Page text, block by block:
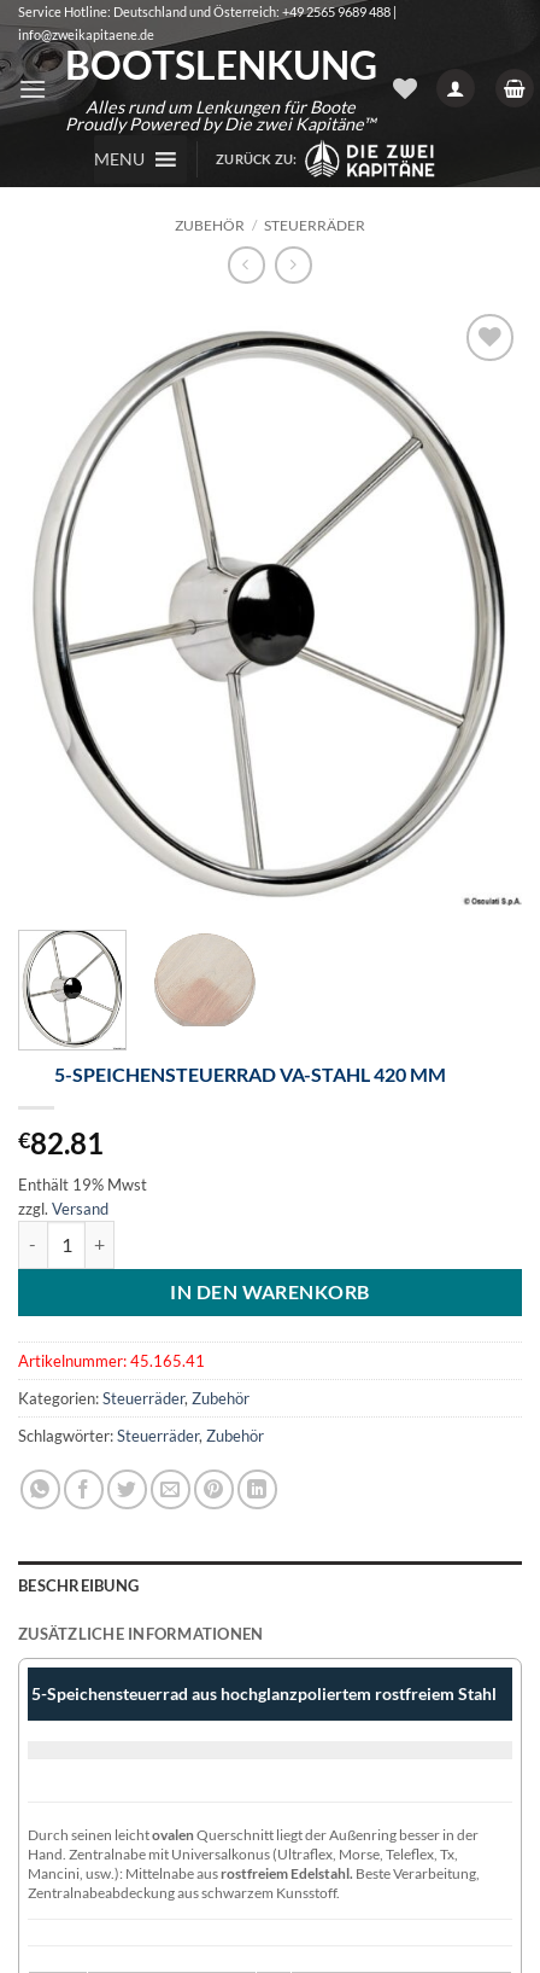
Zum
Inhalt
springen
Service Hotline: Deutschland und Österreich: +49 2565 9689 488 |
info@zweikapitaene.de
BOOTSLENKUNG
Alles rund um Lenkungen für Boote
Proudly Powered by Die zwei Kapitäne™
MENU
ZURÜCK ZU:
ZUBEHÖR / STEUERRÄDER
Wunschliste
5-SPEICHENSTEUERRAD VA-STAHL 420 MM
€82.81
Enthält 19% Mwst
zzgl. Versand
IN DEN WARENKORB
Artikelnummer:45.165.41
Kategorien:Steuerräder, Zubehör
Schlagwörter:Steuerräder, Zubehör
BESCHREIBUNG
ZUSÄTZLICHE INFORMATIONEN
5-Speichensteuerrad aus hochglanzpoliertem rostfreiem Stahl
Durch seinen leichtovalenQuerschnitt liegt der Außenring besser in der
Hand. Zentralnabe mit Universalkonus (Ultraflex, Morse, Teleflex, Tx,
Mancini, usw.): Mittelnabe ausrostfreiem Edelstahl. Beste Verarbeitung,
Zentralnabeabdeckung aus schwarzem Kunsstoff.